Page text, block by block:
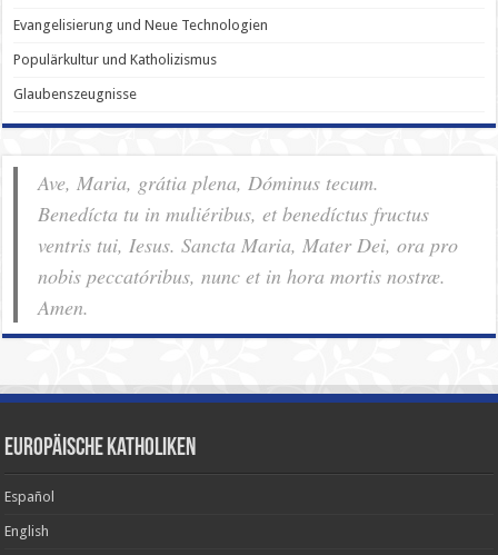
Evangelisierung und Neue Technologien
Populärkultur und Katholizismus
Glaubenszeugnisse
Ave, Maria, grátia plena, Dóminus tecum.
Benedícta tu in muliéribus, et benedíctus fructus
ventris tui, Iesus. Sancta Maria, Mater Dei, ora pro
nobis pec­ca­tóribus, nunc et in hora mortis nostræ.
Amen.
Europäische Katholiken
Español
English